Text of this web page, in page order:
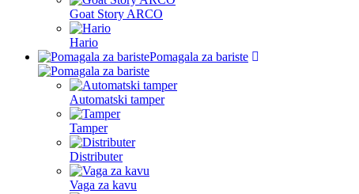
Goat Story ARCO
Hario
Pomagala za bariste
Automatski tamper
Tamper
Distributer
Vaga za kavu